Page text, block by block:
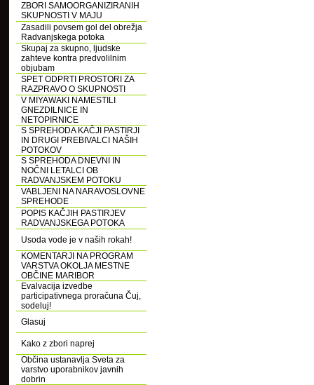
ZBORI SAMOORGANIZIRANIH
SKUPNOSTI V MAJU
Zasadili povsem gol del obrežja
Radvanjskega potoka
Skupaj za skupno, ljudske
zahteve kontra predvolilnim
objubam
SPET ODPRTI PROSTORI ZA
RAZPRAVO O SKUPNOSTI
V MIYAWAKI NAMESTILI
GNEZDILNICE IN
NETOPIRNICE
S SPREHODA KAČJI PASTIRJI
IN DRUGI PREBIVALCI NAŠIH
POTOKOV
S SPREHODA DNEVNI IN
NOČNI LETALCI OB
RADVANJSKEM POTOKU
VABLJENI NA NARAVOSLOVNE
SPREHODE
POPIS KAČJIH PASTIRJEV
RADVANJSKEGA POTOKA
Usoda vode je v naših rokah!
KOMENTARJI NA PROGRAM
VARSTVA OKOLJA MESTNE
OBČINE MARIBOR
Evalvacija izvedbe
participativnega proračuna Čuj,
sodeluj!
Glasuj
Kako z zbori naprej
Občina ustanavlja Sveta za
varstvo uporabnikov javnih
dobrin